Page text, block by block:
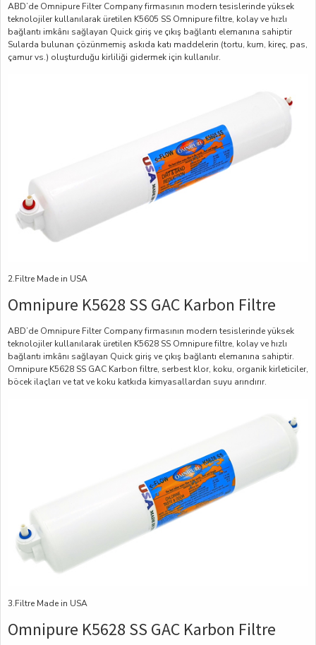
ABD’de Omnipure Filter Company firmasının modern tesislerinde yüksek
teknolojiler kullanılarak üretilen K5605 SS Omnipure filtre, kolay ve hızlı
bağlantı imkânı sağlayan Quick giriş ve çıkış bağlantı elemanına sahiptir
Sularda bulunan çözünmemiş askıda katı maddelerin (tortu, kum, kireç, pas,
çamur vs.) oluşturduğu kirliliği gidermek için kullanılır.
2.Filtre Made in USA
Omnipure K5628 SS GAC Karbon Filtre
ABD’de Omnipure Filter Company firmasının modern tesislerinde yüksek
teknolojiler kullanılarak üretilen K5628 SS Omnipure filtre, kolay ve hızlı
bağlantı imkânı sağlayan Quick giriş ve çıkış bağlantı elemanına sahiptir.
Omnipure K5628 SS GAC Karbon filtre, serbest klor, koku, organik kirleticiler,
böcek ilaçları ve tat ve koku katkıda kimyasallardan suyu arındırır.
3.Filtre Made in USA
Omnipure K5628 SS GAC Karbon Filtre